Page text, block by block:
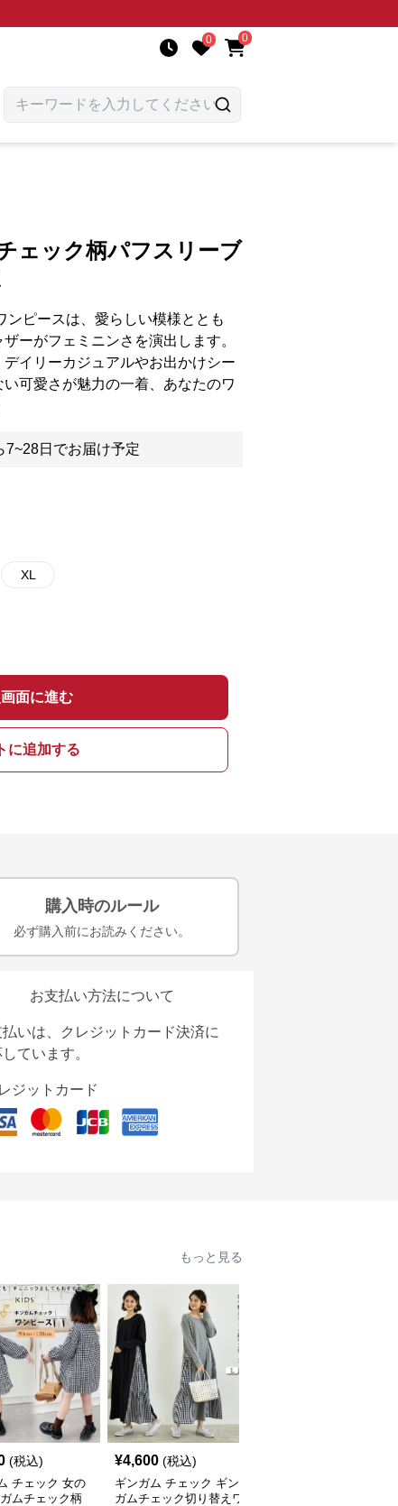
0 0
ェック柄パフスリーブ
ンピースは、愛らしい模様ととも
ーがフェミニンさを演出します。
イリーカジュアルやお出かけシー
可愛さが魅力の一着、あなたのワ
7~28日でお届け予定
XL
面に進む
に追加する
購入時のルール
必ず購入前にお読みください。
お支払い方法について
払いは、クレジットカード決済に
ています。
ジットカード
もっと見る
(税込)
チェック 女の
ムチェック柄
¥4,600 (税込)
ギンガム チェック ギン
ガムチェック切り替えワ